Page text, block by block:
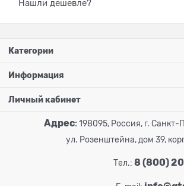
Нашли дешевле?
Категории
Информация
Личный кабинет
Адрес: 198095, Россия, г. Санкт-
ул. Розенштейна, дом 39,
Тел.: 8 (800)